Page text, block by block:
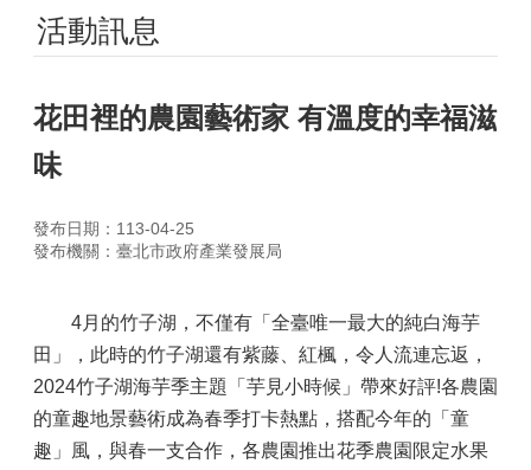
活動訊息
花田裡的農園藝術家 有溫度的幸福滋
味
發布日期：113-04-25
發布機關：臺北市政府產業發展局
4月的竹子湖，不僅有「全臺唯一最大的純白海芋
田」，此時的竹子湖還有紫藤、紅楓，令人流連忘返，
2024竹子湖海芋季主題「芋見小時候」帶來好評!各農園
的童趣地景藝術成為春季打卡熱點，搭配今年的「童
趣」風，與春一支合作，各農園推出花季農園限定水果